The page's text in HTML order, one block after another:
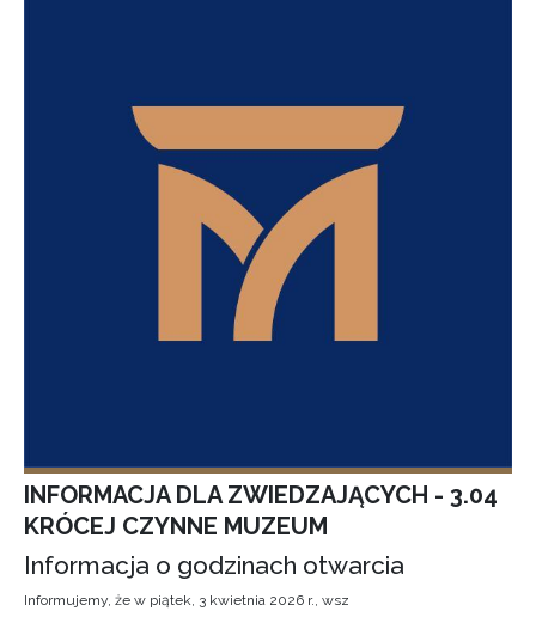
INFORMACJA DLA ZWIEDZAJĄCYCH - 3.04
KRÓCEJ CZYNNE MUZEUM
Informacja o godzinach otwarcia
Informujemy, że w piątek, 3 kwietnia 2026 r., wsz